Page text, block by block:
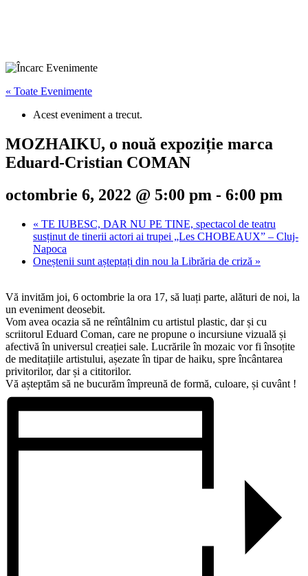
« Toate Evenimente
Acest eveniment a trecut.
MOZHAIKU, o nouă expoziție marca
Eduard-Cristian COMAN
octombrie 6, 2022 @ 5:00 pm - 6:00 pm
« TE IUBESC, DAR NU PE TINE, spectacol de teatru
susținut de tinerii actori ai trupei „Les CHOBEAUX” – Cluj-
Napoca
Oneștenii sunt așteptați din nou la Librăria de criză »
Vă invităm joi, 6 octombrie la ora 17, să luați parte, alături de noi, la
un eveniment deosebit.
Vom avea ocazia să ne reîntâlnim cu artistul plastic, dar și cu
scriitorul Eduard Coman, care ne propune o incursiune vizuală și
afectivă în universul creației sale. Lucrările în mozaic vor fi însoțite
de meditațiile artistului, așezate în tipar de haiku, spre încântarea
privitorilor, dar și a cititorilor.
Vă așteptăm să ne bucurăm împreună de formă, culoare, și cuvânt !